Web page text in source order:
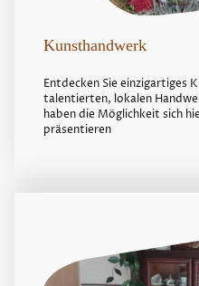
Kunsthandwerk
Entdecken Sie einzigartiges
talentierten, lokalen
haben die Möglichkeit sich
präsentieren